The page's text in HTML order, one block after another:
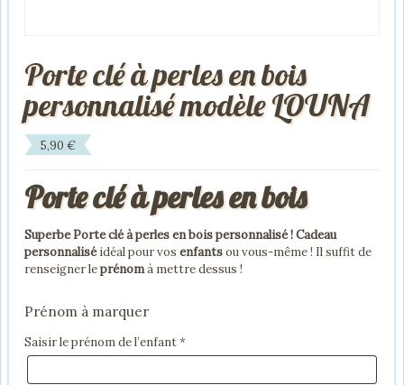
Porte clé à perles en bois
personnalisé modèle LOUNA
5,90 €
Porte clé à perles en bois
Superbe Porte clé à perles en bois personnalisé ! Cadeau
personnaliséidéal pour vos enfantsou vous-même ! Il suffit de
renseigner leprénomà mettre dessus !
Prénom à marquer
Saisir le prénom de l’enfant*